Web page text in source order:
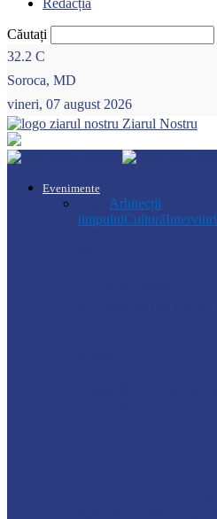
Redacția
Căutați
32.2 C
Soroca, MD
vineri, 07 august 2026
Ziarul Nostru
Evenimente
Arhitecții
timpuluiCulturăInterviuri